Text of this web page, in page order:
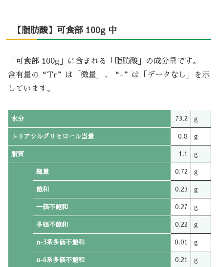
【脂肪酸】可食部 100g 中
「可食部 100g」に含まれる「脂肪酸」の成分量です。
含有量の“Tr”は「微量」、“-”は「データなし」を示
しています。
水分 73.2 g
トリアシルグリセロール当量 0.8 g
脂質 1.1 g
総量 0.72 g
飽和 0.23 g
一価不飽和 0.27 g
多価不飽和 0.22 g
n-3系多価不飽和 0.01 g
n-6系多価不飽和 0.21 g